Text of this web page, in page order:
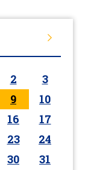
2
3
9
10
16
17
23
24
30 31